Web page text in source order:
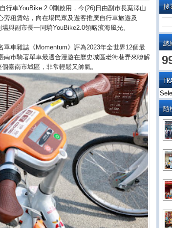
搜
總
隨
行車YouBike 2.0剛啟用，今(26)日由副市長葉澤山
租賃站，向在場民眾及遊客推廣自行車旅遊及
與副市長一同騎YouBike2.0領略濱海風光。
車雜誌《Momentum》評為2023年全世界12個最
南市騎著單車最適合漫遊在歷史城區老街巷弄來瞭解
臺南市城區，非常輕鬆又帥氣。